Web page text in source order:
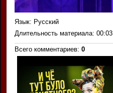
Язык: Русский
Длительность материала:
Всего комментариев: 0